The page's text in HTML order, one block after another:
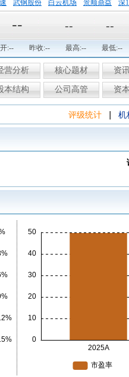
武钢股份 白云机场 景顺鼎益
深
-- -- --
:-- 昨收:-- 最高:-- 最低:--
营分析 核心题材 资
本结构 公司高管 资
评级统计 机